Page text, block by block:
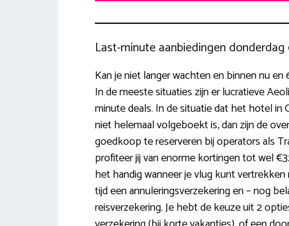
Last-minute aanbiedingen
Kan je niet langer wachten en binnen nu
In de meeste situaties zijn er lucratieve
minute deals. In de situatie dat het hotel in
niet helemaal volgeboekt is, dan zijn de
goedkoop te reserveren bij operators als
profiteer jij van enorme kortingen tot wel
het handig wanneer je vlug kunt
tijd een annuleringsverzekering en – nog
reisverzekering. Je hebt de keuze uit 2